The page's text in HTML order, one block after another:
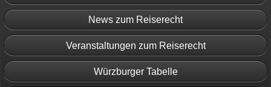
News zum Reiserecht
Veranstaltungen zum Reiserecht
Würzburger Tabelle